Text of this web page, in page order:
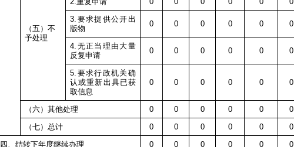
（五）不
予处理
3. 要求提供公开出
版物
0 0 0 0 0 0
4. 无正当理由大量
反复申请
0 0 0 0 0 0
5. 要求行政机关确
认或重新出具已获
取信息
0 0 0 0 0 0
（六）其他处理 0 0 0 0 0
0
（七）总计
0 0 0 0 0
0
四、结转下年度继续办理
0 0 0 0 0 0